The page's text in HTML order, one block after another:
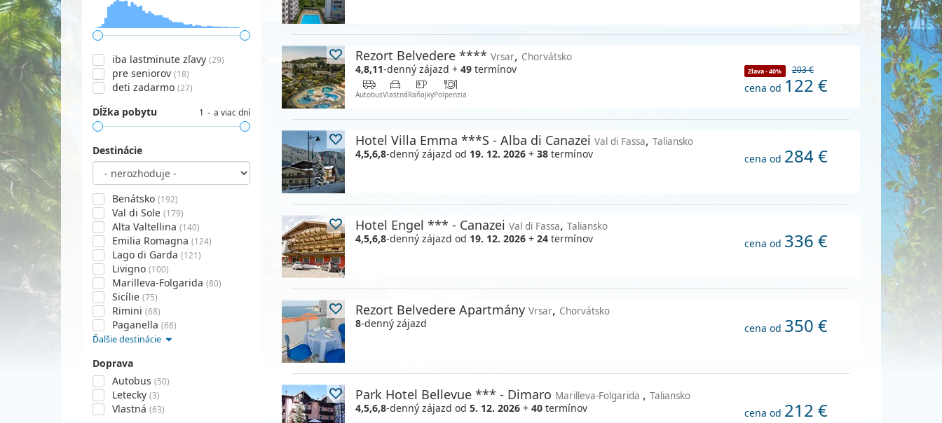
iba lastminute zľavy (29)
pre seniorov (18)
deti zadarmo (27)
Dĺžka pobytu 1 a viac dní
Destinácie
Benátsko (192)
Val di Sole (179)
Alta Valtellina (140)
Emilia Romagna (124)
Lago di Garda (121)
Livigno (100)
Marilleva-Folgarida (80)
Sicílie (75)
Rimini (68)
Paganella (66)
Ďalšie destinácie
Doprava
Autobus (50)
Letecky (3)
Vlastná (63)
Rezort Belvedere **** Vrsar, Chorvátsko
4,8,11-denný zájazd + 49 termínov
AutobusVlastnáRaňajkyPolpenzia
Zľava - 40% 203 €
cena od 122 €
Hotel Villa Emma ***S - Alba di Canazei Val di Fassa, Taliansko
4,5,6,8-denný zájazd od 19. 12. 2026 + 38 termínov cena od 284 €
Hotel Engel *** - Canazei Val di Fassa, Taliansko
4,5,6,8-denný zájazd od 19. 12. 2026 + 24 termínov cena od 336 €
Rezort Belvedere Apartmány Vrsar, Chorvátsko
8-denný zájazd cena od 350 €
Park Hotel Bellevue *** - Dimaro Marilleva-Folgarida , Taliansko
4,5,6,8-denný zájazd od 5. 12. 2026 + 40 termínov cena od 212 €